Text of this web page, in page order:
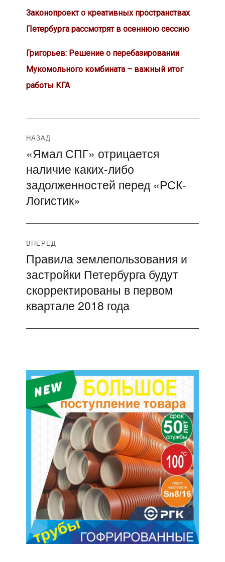
Законопроект о креативных пространствах
Петербурга рассмотрят в осеннюю сессию
Григорьев: Решение о перебазировании
Мукомольного комбината – важный итог
работы КГА
Навигация
по
записям
НАЗАД
Предыдущая
запись:
«Ямал СПГ» отрицается
наличие каких-либо
задолженностей перед «РСК-
Логистик»
ВПЕРЁД
Следующая
запись:
Правила землепользования и
застройки Петербурга будут
скорректированы в первом
квартале 2018 года